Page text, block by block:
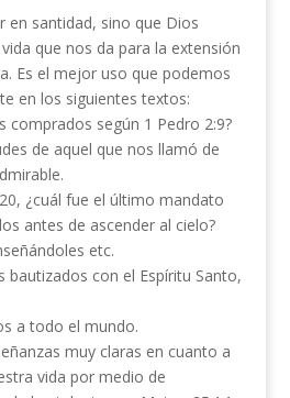
en santidad, sino que Dios
que nos da para la extensión
Es el mejor uso que podemos
en los siguientes textos:
comprados según 1 Pedro 2:9?
de aquel que nos llamó de
¿cuál fue el último mandato
antes de ascender al cielo?
etc.
bautizados con el Espíritu Santo,
a todo el mundo.
muy claras en cuanto a
vida por medio de